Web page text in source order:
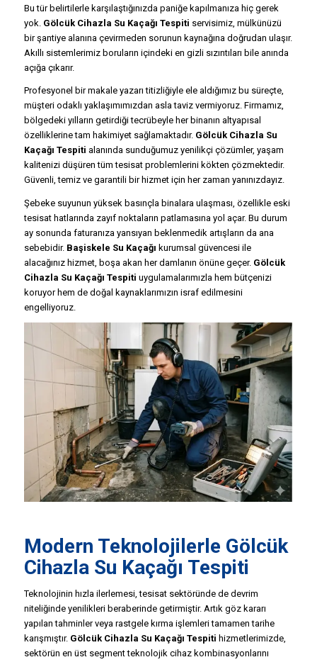
Bu tür belirtilerle karşılaştığınızda paniğe kapılmanıza hiç gerek
yok. Gölcük Cihazla Su Kaçağı Tespiti servisimiz, mülkünüzü
bir şantiye alanına çevirmeden sorunun kaynağına doğrudan ulaşır.
Akıllı sistemlerimiz boruların içindeki en gizli sızıntıları bile anında
açığa çıkarır.
Profesyonel bir makale yazarı titizliğiyle ele aldığımız bu süreçte,
müşteri odaklı yaklaşımımızdan asla taviz vermiyoruz. Firmamız,
bölgedeki yılların getirdiği tecrübeyle her binanın altyapısal
özelliklerine tam hakimiyet sağlamaktadır. Gölcük Cihazla Su
Kaçağı Tespiti alanında sunduğumuz yenilikçi çözümler, yaşam
kalitenizi düşüren tüm tesisat problemlerini kökten çözmektedir.
Güvenli, temiz ve garantili bir hizmet için her zaman yanınızdayız.
Şebeke suyunun yüksek basınçla binalara ulaşması, özellikle eski
tesisat hatlarında zayıf noktaların patlamasına yol açar. Bu durum
ay sonunda faturanıza yansıyan beklenmedik artışların da ana
sebebidir. Başiskele Su Kaçağı kurumsal güvencesi ile
alacağınız hizmet, boşa akan her damlanın önüne geçer. Gölcük
Cihazla Su Kaçağı Tespiti uygulamalarımızla hem bütçenizi
koruyor hem de doğal kaynaklarımızın israf edilmesini
engelliyoruz.
Modern Teknolojilerle Gölcük
Cihazla Su Kaçağı Tespiti
Teknolojinin hızla ilerlemesi, tesisat sektöründe de devrim
niteliğinde yenilikleri beraberinde getirmiştir. Artık göz kararı
yapılan tahminler veya rastgele kırma işlemleri tamamen tarihe
karışmıştır. Gölcük Cihazla Su Kaçağı Tespiti hizmetlerimizde,
sektörün en üst segment teknolojik cihaz kombinasyonlarını